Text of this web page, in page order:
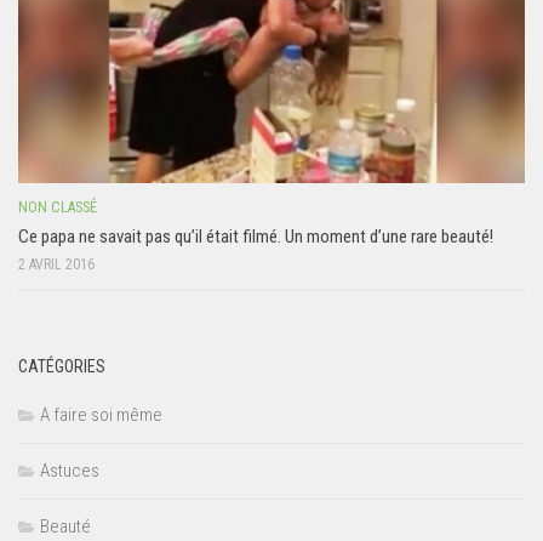
NON CLASSÉ
Ce papa ne savait pas qu’il était filmé. Un moment d’une rare beauté!
2 AVRIL 2016
CATÉGORIES
A faire soi même
Astuces
Beauté